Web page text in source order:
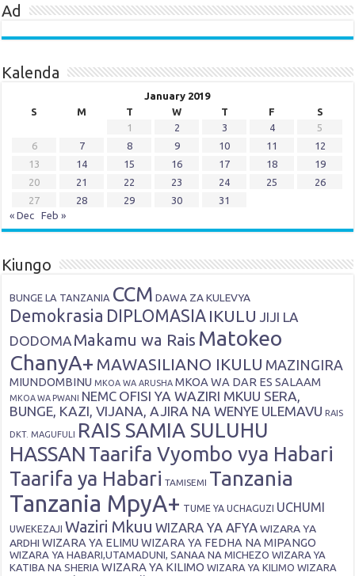
Ad
Kalenda
January 2019
S
M T W T F
S
1
2 3 4
5
6
7 8 9 10 11
12
13
14 15 16 17 18
19
20
21 22 23 24 25
26
27
28 29 30
31
« Dec
Feb »
Kiungo
BUNGE LA TANZANIA CCM DAWA ZA KULEVYA
Demokrasia DIPLOMASIA IKULU JIJI LA
DODOMA Makamu wa Rais Matokeo
ChanyA+ MAWASILIANO IKULU MAZINGIRA
MIUNDOMBINU MKOA WA ARUSHA MKOA WA DAR ES SALAAM
MKOA WA PWANI NEMC OFISI YA WAZIRI MKUU SERA,
BUNGE, KAZI, VIJANA, AJIRA NA WENYE ULEMAVU RAIS
DKT. MAGUFULI RAIS SAMIA SULUHU
HASSAN Taarifa Vyombo vya Habari
Taarifa ya Habari TAMISEMI Tanzania
Tanzania MpyA+ TUME YA UCHAGUZI UCHUMI
UWEKEZAJI Waziri Mkuu WIZARA YA AFYA WIZARA YA
ARDHI WIZARA YA ELIMU WIZARA YA FEDHA NA MIPANGO
WIZARA YA HABARI,UTAMADUNI, SANAA NA MICHEZO WIZARA YA
KATIBA NA SHERIA WIZARA YA KILIMO WIZARA YA KILIMO WIZARA